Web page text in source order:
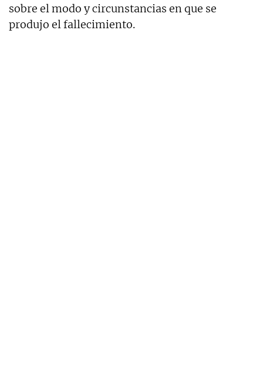
sobre el modo y circunstancias en que se
produjo el fallecimiento.